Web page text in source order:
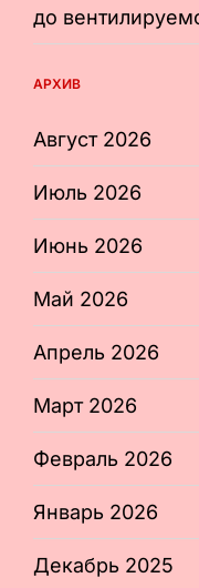
до
АРХИВ
Август 2026
Июль 2026
Июнь 2026
Май 2026
Апрель 2026
Март 2026
Февраль 2026
Январь 2026
Декабрь 2025